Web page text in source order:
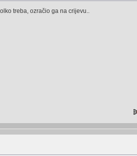
treba, ozračio ga na crijevu..